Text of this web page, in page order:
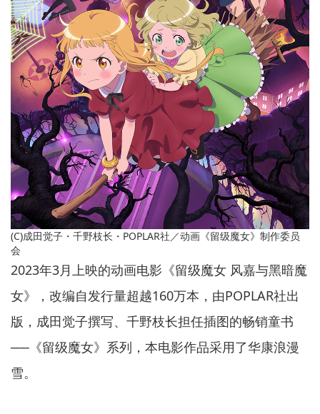
(C)成田觉子・千野枝长・POPLAR社／动画《留级魔女》制作委员
会
2023年3月上映的动画电影《留级魔女 风嘉与黑暗魔
女》，改编自发行量超越160万本，由POPLAR社出
版，成田觉子撰写、千野枝长担任插图的畅销童书
──《留级魔女》系列，本电影作品采用了华康浪漫
雪。